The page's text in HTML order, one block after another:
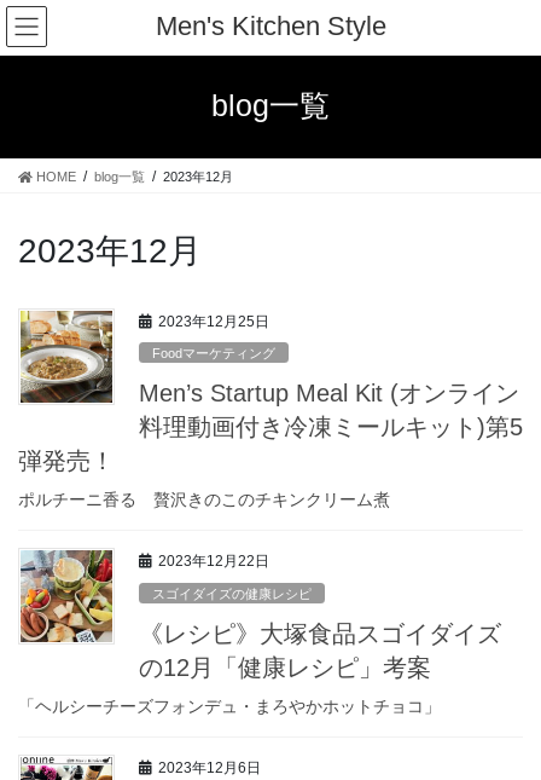
コ
ン
テ
ス
ナ
ビ
ゲ
ン
Men's Kitchen Style
blog一覧
HOME blog一覧 2023年12月
2023年12月
2023年12月25日
Foodマーケティング
Men’s Startup Meal Kit (オンライン
料理動画付き冷凍ミールキット)第5
弾発売！
ポルチーニ香る 贅沢きのこのチキンクリーム煮
2023年12月22日
スゴイダイズの健康レシピ
《レシピ》大塚食品スゴイダイズ
の12月「健康レシピ」考案
「ヘルシーチーズフォンデュ・まろやかホットチョコ」
2023年12月6日